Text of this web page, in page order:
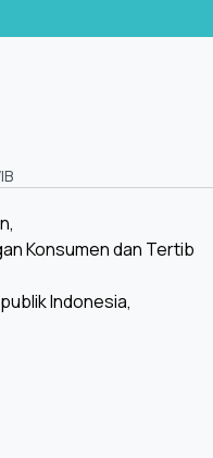
Konsumen dan Tertib
Indonesia,